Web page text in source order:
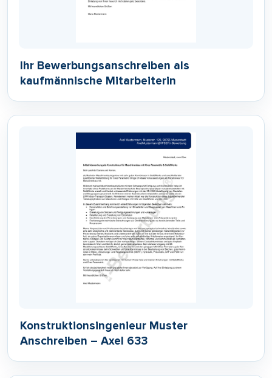
Ihr Bewerbungsanschreiben als
kaufmännische Mitarbeiterin
Konstruktionsingenieur Muster
Anschreiben – Axel 633